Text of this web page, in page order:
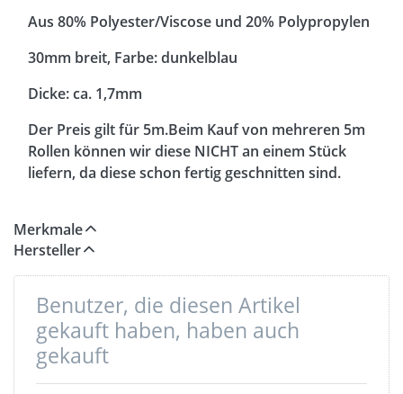
Aus 80% Polyester/Viscose und 20% Polypropylen
30mm breit, Farbe: dunkelblau
Dicke: ca. 1,7mm
Der Preis gilt für 5m.Beim Kauf von mehreren 5m
Rollen können wir diese NICHT an einem Stück
liefern, da diese schon fertig geschnitten sind.
Merkmale
Hersteller
Benutzer, die diesen Artikel
gekauft haben, haben auch
gekauft